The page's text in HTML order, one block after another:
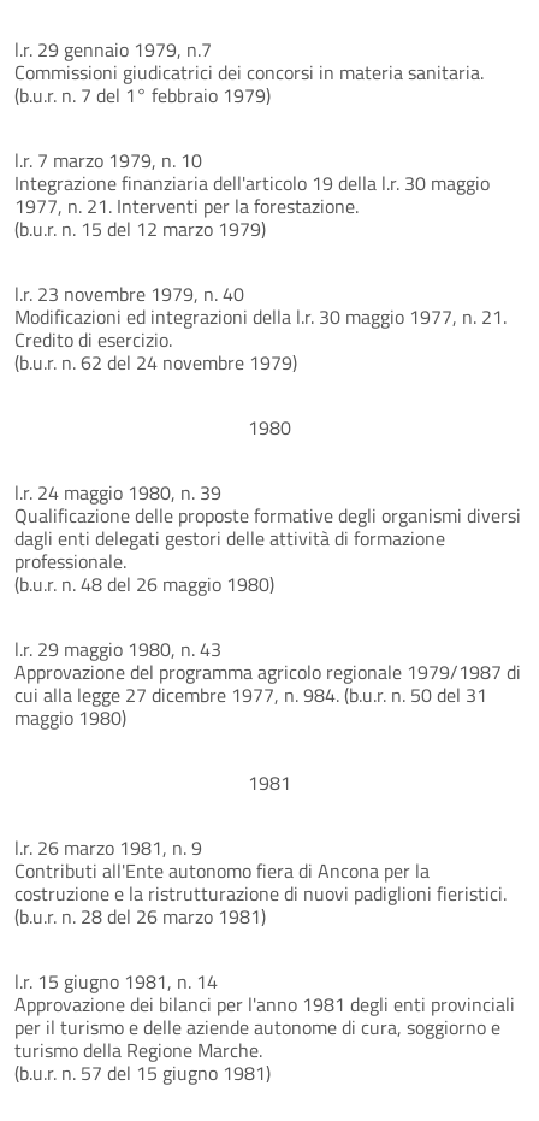
l.r. 29 gennaio 1979, n.7
Commissioni giudicatrici dei concorsi in materia sanitaria.
(b.u.r. n. 7 del 1° febbraio 1979)
l.r. 7 marzo 1979, n. 10
Integrazione finanziaria dell'articolo 19 della l.r. 30 maggio
1977, n. 21. Interventi per la forestazione.
(b.u.r. n. 15 del 12 marzo 1979)
l.r. 23 novembre 1979, n. 40
Modificazioni ed integrazioni della l.r. 30 maggio 1977, n. 21.
Credito di esercizio.
(b.u.r. n. 62 del 24 novembre 1979)
1980
l.r. 24 maggio 1980, n. 39
Qualificazione delle proposte formative degli organismi diversi
dagli enti delegati gestori delle attività di formazione
professionale.
(b.u.r. n. 48 del 26 maggio 1980)
l.r. 29 maggio 1980, n. 43
Approvazione del programma agricolo regionale 1979/1987 di
cui alla legge 27 dicembre 1977, n. 984. (b.u.r. n. 50 del 31
maggio 1980)
1981
l.r. 26 marzo 1981, n. 9
Contributi all'Ente autonomo fiera di Ancona per la
costruzione e la ristrutturazione di nuovi padiglioni fieristici.
(b.u.r. n. 28 del 26 marzo 1981)
l.r. 15 giugno 1981, n. 14
Approvazione dei bilanci per l'anno 1981 degli enti provinciali
per il turismo e delle aziende autonome di cura, soggiorno e
turismo della Regione Marche.
(b.u.r. n. 57 del 15 giugno 1981)